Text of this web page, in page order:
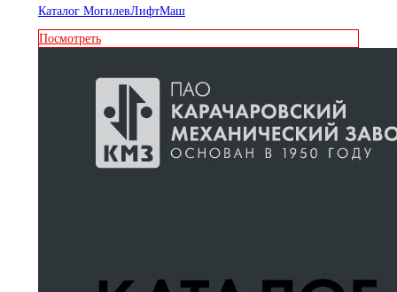
Каталог МогилевЛифтМаш
Посмотреть